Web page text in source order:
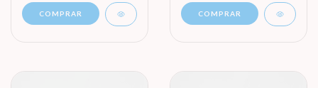
COMPRAR COMPRAR